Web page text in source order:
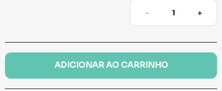
＋
－
ADICIONAR AO CARRINHO